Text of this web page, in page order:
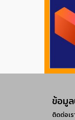
ข้อมู
ติดต่อเร